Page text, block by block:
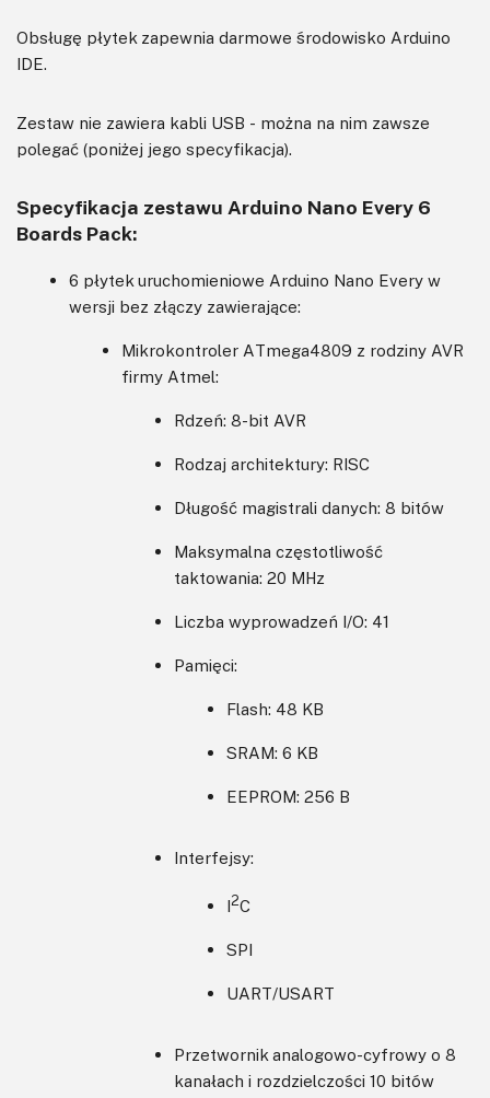
Obsługę płytek zapewnia darmowe środowisko Arduino
IDE.
Zestaw nie zawiera kabli USB - można na nim zawsze
polegać (poniżej jego specyfikacja).
Specyfikacja zestawu Arduino Nano Every 6
Boards Pack:
6 płytek uruchomieniowe Arduino Nano Every w
wersji bez złączy zawierające:
Mikrokontroler ATmega4809 z rodziny AVR
firmy Atmel:
Rdzeń: 8-bit AVR
Rodzaj architektury: RISC
Długość magistrali danych: 8 bitów
Maksymalna częstotliwość
taktowania: 20 MHz
Liczba wyprowadzeń I/O: 41
Pamięci:
Flash: 48 KB
SRAM: 6 KB
EEPROM: 256 B
Interfejsy:
I2C
SPI
UART/USART
Przetwornik analogowo-cyfrowy o 8
kanałach i rozdzielczości 10 bitów